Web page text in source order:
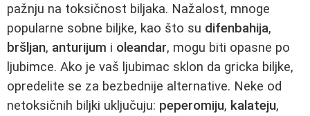
pažnju na toksičnost biljaka. Nažalost, mnoge
popularne sobne biljke, kao što su difenbahija,
bršljan, anturijum i oleandar, mogu biti opasne po
ljubimce. Ako je vaš ljubimac sklon da gricka biljke,
opredelite se za bezbednije alternative. Neke od
netoksičnih biljki uključuju: peperomiju, kalateju,